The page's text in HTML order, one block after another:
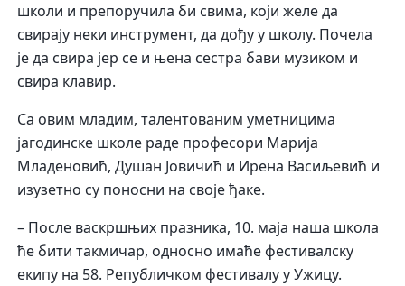
школи и препоручила би свима, који желе да
свирају неки инструмент, да дођу у школу. Почела
је да свира јер се и њена сестра бави музиком и
свира клавир.
Са овим младим, талентованим уметницима
јагодинске школе раде професори Марија
Младеновић, Душан Јовичић и Ирена Васиљевић и
изузетно су поносни на своје ђаке.
– После васкршњих празника, 10. маја наша школа
ће бити такмичар, односно имаће фестивалску
екипу на 58. Републичком фестивалу у Ужицу.